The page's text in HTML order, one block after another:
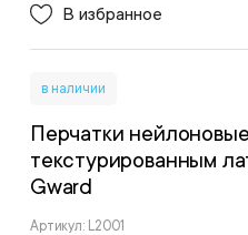
В избранное
в наличии
Перчатки
текстурированным
Gward
Артикул: L2001